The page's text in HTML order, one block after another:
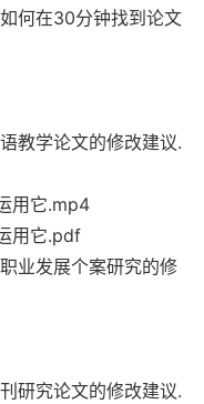
何在30分钟找到论文
教学论文的修改建议.
用它.mp4
用它.pdf
业发展个案研究的修
研究论文的修改建议.